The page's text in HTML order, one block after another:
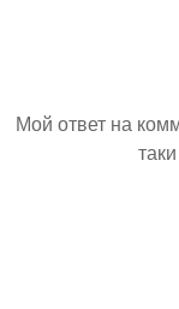
Мой ответ на